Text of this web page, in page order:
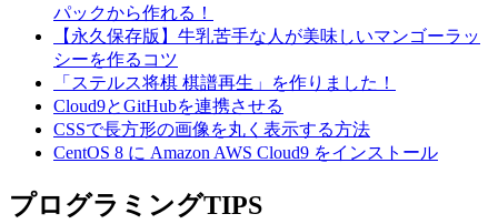
パックから作れる！
【永久保存版】牛乳苦手な人が美味しいマンゴーラッ
シーを作るコツ
「ステルス将棋 棋譜再生」を作りました！
Cloud9とGitHubを連携させる
CSSで長方形の画像を丸く表示する方法
CentOS 8 に Amazon AWS Cloud9 をインストール
プログラミングTIPS